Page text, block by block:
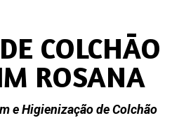
COLCHÃO
ROSANA
e Higienização de Colchão